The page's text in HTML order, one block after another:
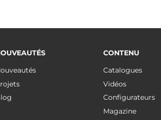
CONTENU
Catalogues
Vidéos
Configurateurs
Magazine